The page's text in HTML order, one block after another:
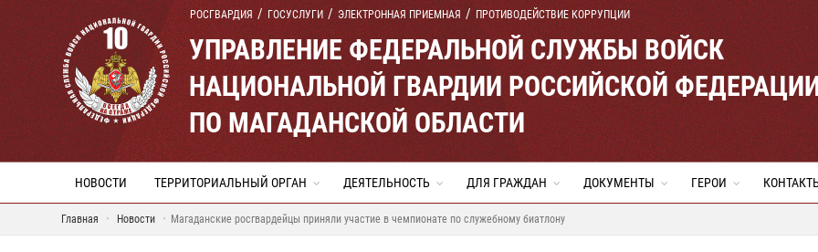
РОСГВАРДИЯ ГОСУСЛУГИ ЭЛЕКТРОННАЯ ПРИЕМНАЯ ПРОТИВОДЕЙСТВИЕ КОРРУПЦИИ
УПРАВЛЕНИЕ ФЕДЕРАЛЬНОЙ СЛУЖБЫ ВОЙСК
НАЦИОНАЛЬНОЙ ГВАРДИИ РОССИЙСКОЙ
ПО МАГАДАНСКОЙ ОБЛАСТИ
НОВОСТИ ТЕРРИТОРИАЛЬНЫЙ ОРГАН ДЕЯТЕЛЬНОСТЬ ДЛЯ ГРАЖДАН ДОКУМЕНТЫ ГЕРОИ
Главная Новости Магаданские росгвардейцы приняли участие в чемпионате по служебному биатлону